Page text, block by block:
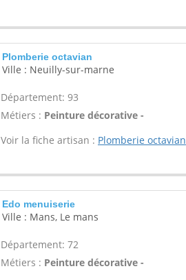
Plomberie octavian
Ville : Neuilly-sur-marne
Département: 93
Métiers : Peinture décorative -
Voir la fiche artisan : Plomberie octavian
Edo menuiserie
Ville : Mans, Le mans
Département: 72
Métiers : Peinture décorative -